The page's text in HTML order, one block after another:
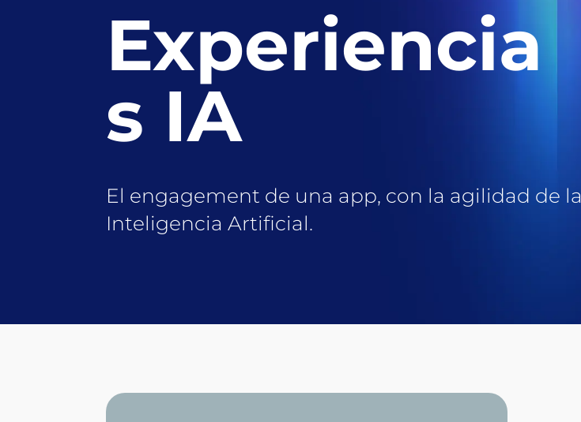
Experiencia
s IA
El engagement de una app, con la agilidad de la
Inteligencia Artificial.